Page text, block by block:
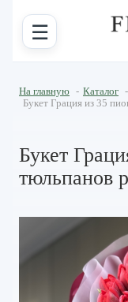
☰
На главную - Каталог -
Букет Грация из 35
Букет
тюльпанов